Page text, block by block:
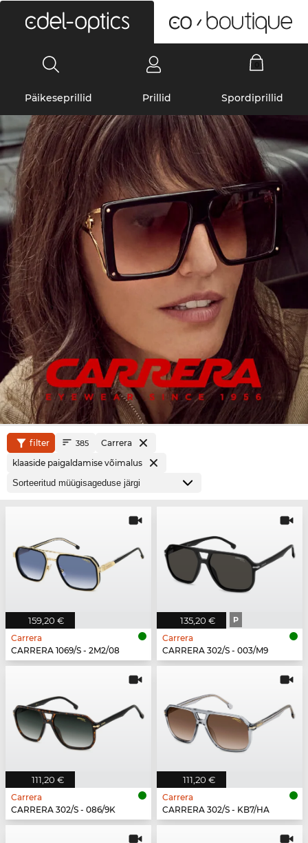
Päikeseprillid Prillid Spordiprillid
filter 385
Carrera
klaaside paigaldamise võimalus
159,20 €
Carrera
CARRERA 1069/S - 2M2/08
135,20 € P
Carrera
CARRERA 302/S - 003/M9
111,20 €
Carrera
CARRERA 302/S - 086/9K
111,20 €
Carrera
CARRERA 302/S - KB7/HA